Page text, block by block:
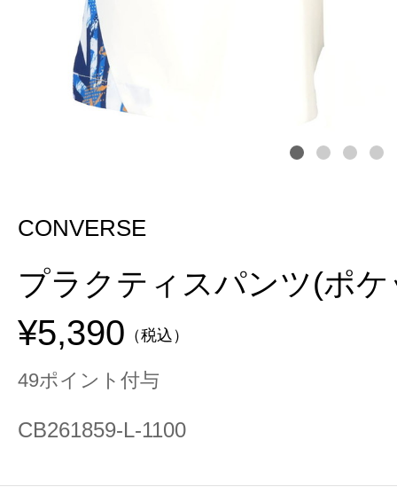
CONVERSE
プラクティスパンツ(ポ
¥5,390 （税込）
49ポイント付与
CB261859-L-1100